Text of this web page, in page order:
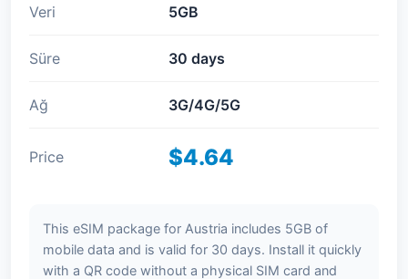
Veri 5GB
Süre 30 days
Ağ 3G/4G/5G
Price $4.64
This eSIM package for Austria includes 5GB of
mobile data and is valid for 30 days. Install it quickly
with a QR code without a physical SIM card and